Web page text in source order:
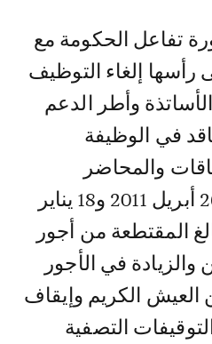
تفاعل الحكومة مع
إلغاء التوظيف
وأطر الدعم
في الوظيفة
والمحاضر
السابقة اتفاقي 19 و26 أبريل 2011 و18 يناير
المقتطعة من أجور
في الأجور
الكريم وإيقاف
التصفية